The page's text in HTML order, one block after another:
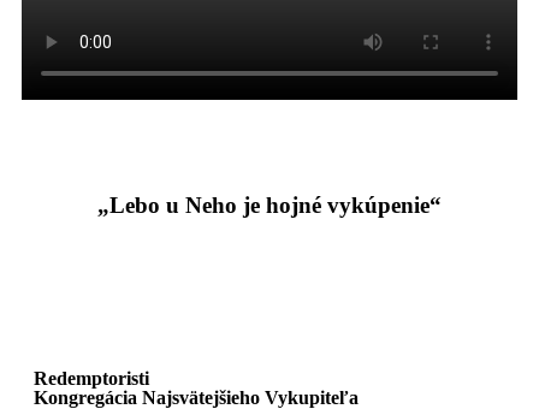
„Lebo u Neho je hojné vykúpenie“
Redemptoristi
Kongregácia Najsvätejšieho Vykupiteľa